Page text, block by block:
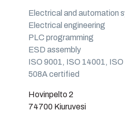
Electrical and automation
Electrical engineering
PLC programming
ESD assembly
ISO 9001, ISO 14001,
508A certified
Hovinpelto 2
74700 Kiuruvesi